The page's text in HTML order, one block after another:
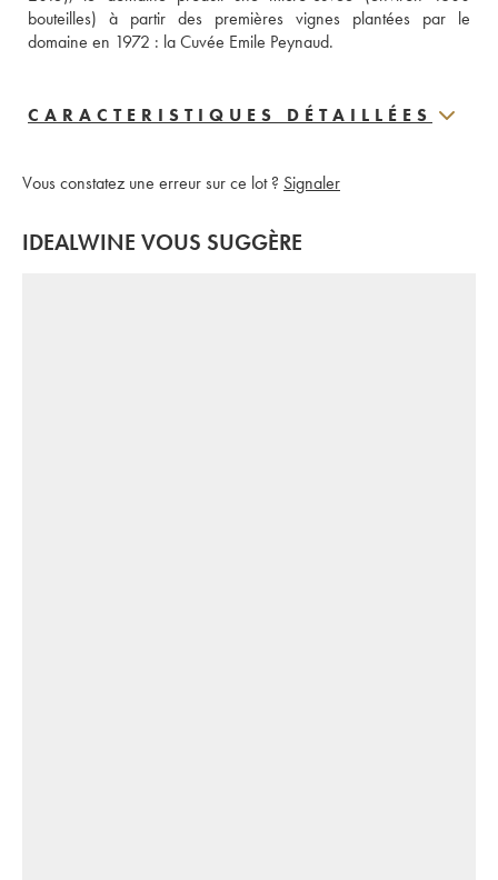
bouteilles) à partir des premières vignes plantées par le
domaine en 1972 : la Cuvée Emile Peynaud.
CARACTERISTIQUES DÉTAILLÉES
Vous constatez une erreur sur ce lot ? Signaler
IDEALWINE VOUS SUGGÈRE